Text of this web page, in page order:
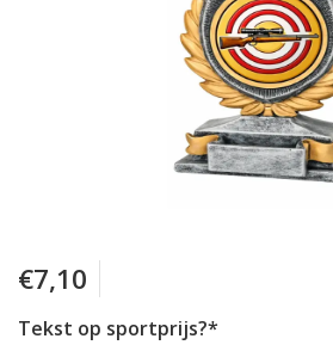
€7,10
Tekst op sportprijs?*